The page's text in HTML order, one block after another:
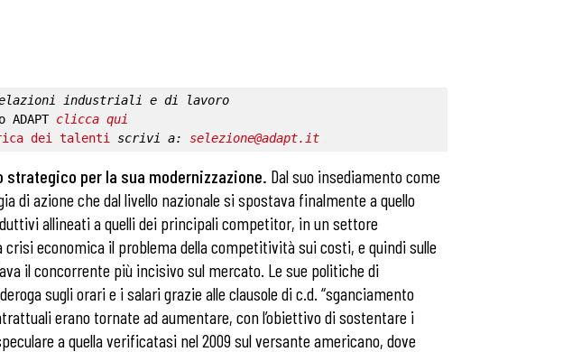
industriali e di lavoro
clicca qui
dei talenti scrivi a: selezione@adapt.it
strategico per la sua modernizzazione. Dal suo insediamento come
azione che dal livello nazionale si spostava finalmente a quello
allineati a quelli dei principali competitor, in un settore
economica il problema della competitività sui costi, e quindi sulle
il concorrente più incisivo sul mercato. Le sue politiche di
sugli orari e i salari grazie alle clausole di c.d. “sganciamento
erano tornate ad aumentare, con l’obiettivo di sostentare i
a quella verificatasi nel 2009 sul versante americano, dove